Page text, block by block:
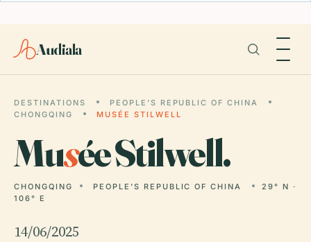
Audiala
DESTINATIONS
PEOPLE'S REPUBLIC OF CHINA
CHONGQING
MUSÉE STILWELL
Musée Stilwell.
CHONGQING PEOPLE'S REPUBLIC OF CHINA
29° N ·
106° E
14/06/2025